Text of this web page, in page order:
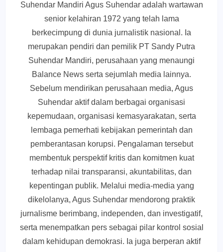
Suhendar Mandiri Agus Suhendar adalah wartawan
senior kelahiran 1972 yang telah lama
berkecimpung di dunia jurnalistik nasional. Ia
merupakan pendiri dan pemilik PT Sandy Putra
Suhendar Mandiri, perusahaan yang menaungi
Balance News serta sejumlah media lainnya.
Sebelum mendirikan perusahaan media, Agus
Suhendar aktif dalam berbagai organisasi
kepemudaan, organisasi kemasyarakatan, serta
lembaga pemerhati kebijakan pemerintah dan
pemberantasan korupsi. Pengalaman tersebut
membentuk perspektif kritis dan komitmen kuat
terhadap nilai transparansi, akuntabilitas, dan
kepentingan publik. Melalui media-media yang
dikelolanya, Agus Suhendar mendorong praktik
jurnalisme berimbang, independen, dan investigatif,
serta menempatkan pers sebagai pilar kontrol sosial
dalam kehidupan demokrasi. Ia juga berperan aktif